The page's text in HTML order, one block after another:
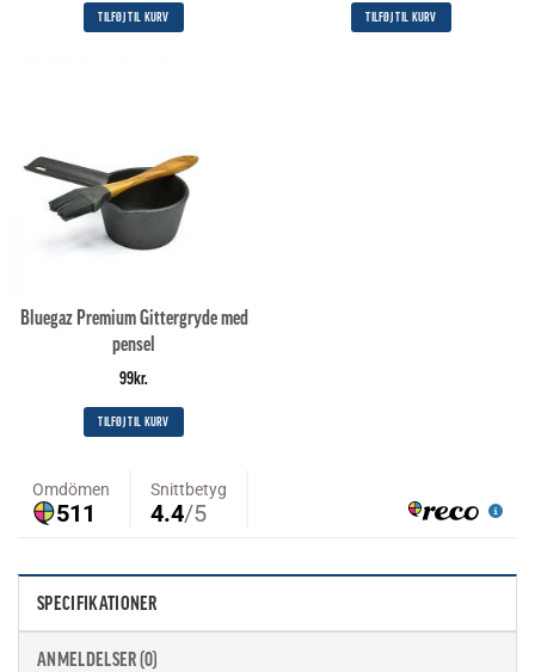
TILFØJ TIL KURV TILFØJ TIL KURV
Bluegaz Premium Gittergryde med
pensel
99kr.
TILFØJ TIL KURV
SPECIFIKATIONER
ANMELDELSER (0)